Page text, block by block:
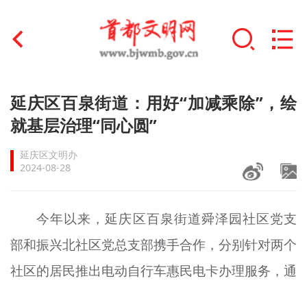
首页
文明创建
文明实践
未成年人思想道德建设
榜样人物
+
延庆区百泉街道：用好“加减乘除”，绘
就基层治理“同心圆”
延庆区文明办
2024-08-28
今年以来，延庆区百泉街道舜泽园社区党支
部和振兴北社区党总支部携手合作，分别针对两个
社区的居民推出电动自行车惠民电卡办理服务，通